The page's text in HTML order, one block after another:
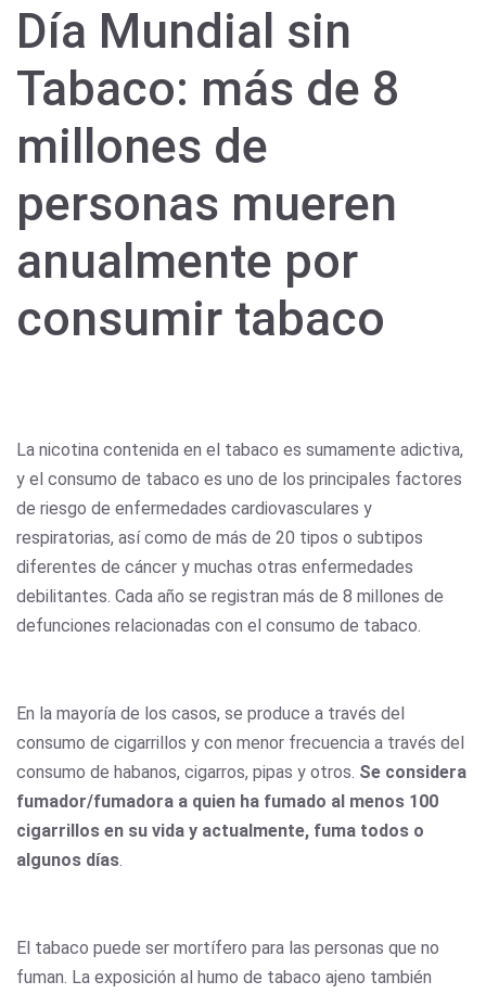
Día Mundial sin
Tabaco: más de 8
millones de
personas mueren
anualmente por
consumir tabaco
La nicotina contenida en el tabaco es sumamente adictiva,
y el consumo de tabaco es uno de los principales factores
de riesgo de enfermedades cardiovasculares y
respiratorias, así como de más de 20 tipos o subtipos
diferentes de cáncer y muchas otras enfermedades
debilitantes. Cada año se registran más de 8 millones de
defunciones relacionadas con el consumo de tabaco.
En la mayoría de los casos, se produce a través del
consumo de cigarrillos y con menor frecuencia a través del
consumo de habanos, cigarros, pipas y otros. Se considera
fumador/fumadora a quien ha fumado al menos 100
cigarrillos en su vida y actualmente, fuma todos o
algunos días
El tabaco puede ser mortífero para las personas que no
fuman. La exposición al humo de tabaco ajeno también